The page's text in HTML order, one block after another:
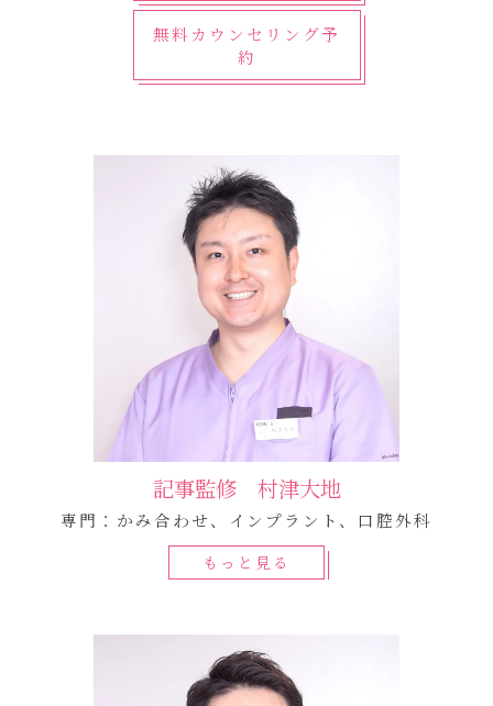
無料カウンセリング予
約
記事監修 村津大地
専門：かみ合わせ、インプラント、口腔外科
もっと見る